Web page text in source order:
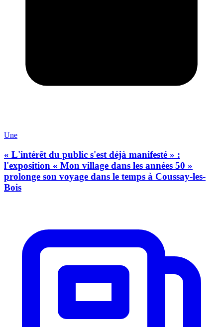
Une
« L'intérêt du public s'est déjà manifesté » :
l'exposition « Mon village dans les années 50 »
prolonge son voyage dans le temps à Coussay-les-
Bois